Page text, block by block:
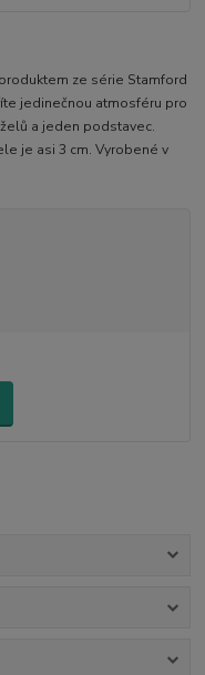
ze série Stamford
jedinečnou atmosféru pro
a jeden podstavec.
je asi 3 cm. Vyrobené v